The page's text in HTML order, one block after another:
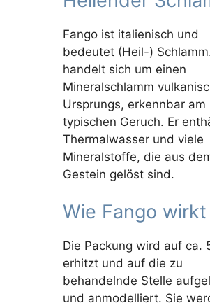
Fango ist italienisch und
bedeutet (Heil-)
handelt sich um einen
Mineralschlamm
Ursprungs, erkennbar am
typischen Geruch. Er
Thermalwasser und viele
Mineralstoffe, die aus
Gestein gelöst sind.
Wie Fango wirkt
Die Packung wird auf ca.
erhitzt und auf die zu
behandelnde Stelle
und anmodelliert. Sie